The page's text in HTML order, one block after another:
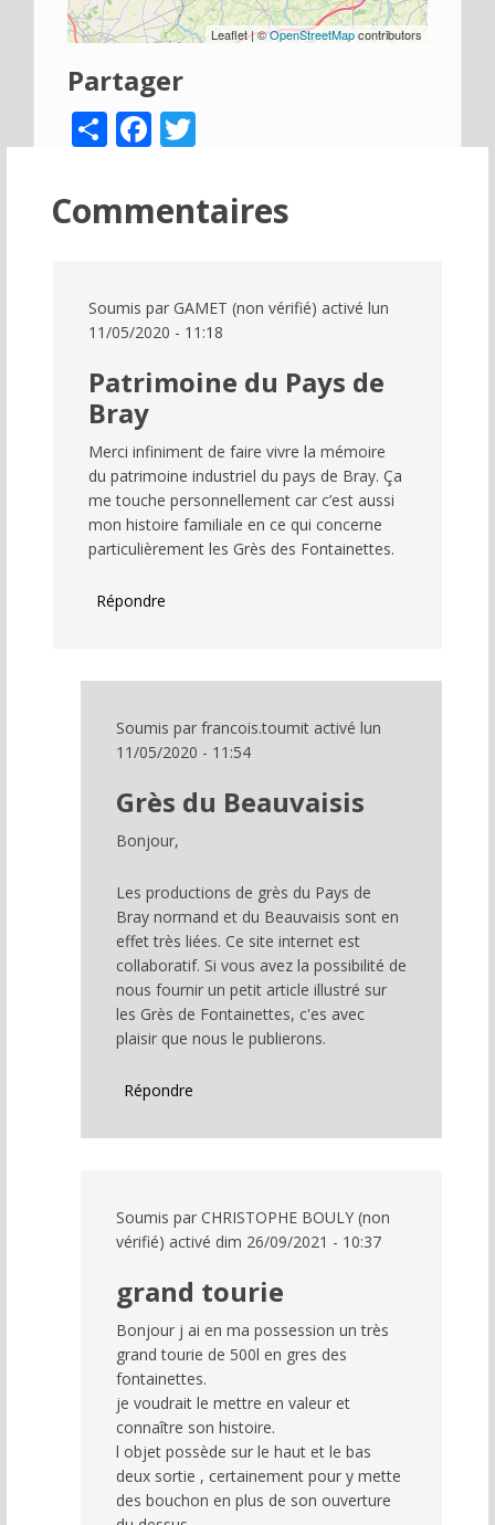
Leaflet | ©OpenStreetMapcontributors
Partager
ShareFacebook
Commentaires
Soumis par GAMET (non vérifié) activé lun
11/05/2020 - 11:18
Patrimoine du Pays de
Bray
Merci infiniment de faire vivre la mémoire
du patrimoine industriel du pays de Bray. Ça
me touche personnellement car c’est aussi
mon histoire familiale en ce qui concerne
particulièrement les Grès des Fontainettes.
Répondre
Soumis par francois.toumit activé lun
11/05/2020 - 11:54
réponse
Patrimoine
Pays
de
Bray
par
GAMET
(non
vérifié)
Grès du Beauvaisis
Bonjour,
Les productions de grès du Pays de
Bray normand et du Beauvaisis sont en
effet très liées. Ce site internet est
collaboratif. Si vous avez la possibilité de
nous fournir un petit article illustré sur
les Grès de Fontainettes, c'es avec
plaisir que nous le publierons.
Répondre
Soumis par CHRISTOPHE BOULY (non
vérifié) activé dim 26/09/2021 - 10:37
réponse
à
Patrimoine
du
Pays
de
Bray
par
GAMET
(non
grand tourie
Bonjour j ai en ma possession un très
grand tourie de 500l en gres des
fontainettes.
je voudrait le mettre en valeur et
connaître son histoire.
l objet possède sur le haut et le bas
deux sortie , certainement pour y mette
des bouchon en plus de son ouverture